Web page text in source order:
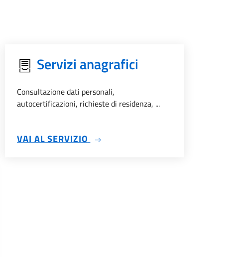
Servizi anagrafici
Consultazione dati personali,
autocertificazioni, richieste di residenza, ...
VAI AL SERVIZIO SU SERVIZI ANAGRAFICI